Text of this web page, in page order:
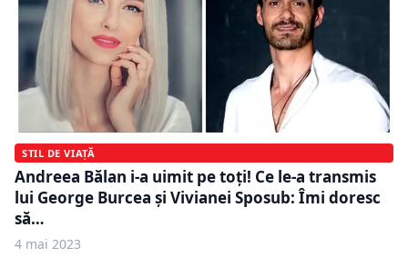
STIL DE VIAȚĂ
Andreea Bălan i-a uimit pe toţi! Ce le-a transmis
lui George Burcea şi Vivianei Sposub: Îmi doresc
să…
4 mai 2023